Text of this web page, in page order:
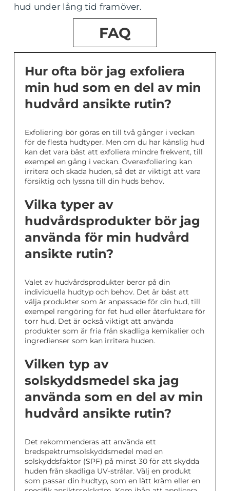
hud under lång tid framöver.
FAQ
Hur ofta bör jag exfoliera
min hud som en del av min
hudvård ansikte rutin?
Exfoliering bör göras en till två gånger i veckan
för de flesta hudtyper. Men om du har känslig hud
kan det vara bäst att exfoliera mindre frekvent, till
exempel en gång i veckan. Överexfoliering kan
irritera och skada huden, så det är viktigt att vara
försiktig och lyssna till din huds behov.
Vilka typer av
hudvårdsprodukter bör jag
använda för min hudvård
ansikte rutin?
Valet av hudvårdsprodukter beror på din
individuella hudtyp och behov. Det är bäst att
välja produkter som är anpassade för din hud, till
exempel rengöring för fet hud eller återfuktare för
torr hud. Det är också viktigt att använda
produkter som är fria från skadliga kemikalier och
ingredienser som kan irritera huden.
Vilken typ av
solskyddsmedel ska jag
använda som en del av min
hudvård ansikte rutin?
Det rekommenderas att använda ett
bredspektrumsolskyddsmedel med en
solskyddsfaktor (SPF) på minst 30 för att skydda
huden från skadliga UV-strålar. Välj en produkt
som passar din hudtyp, som en lätt kräm eller en